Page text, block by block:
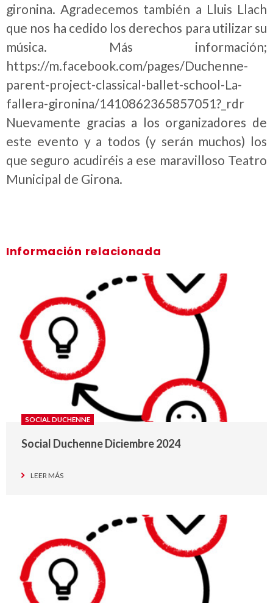
gironina. Agradecemos también a Lluis Llach
que nos ha cedido los derechos para utilizar su
música. Más información;
https://m.facebook.com/pages/Duchenne-
parent-project-classical-ballet-school-La-
fallera-gironina/1410862365857051?_rdr
Nuevamente gracias a los organizadores de
este evento y a todos (y serán muchos) los
que seguro acudiréis a ese maravilloso Teatro
Municipal de Girona.
Información relacionada
SOCIAL DUCHENNE
Social Duchenne Diciembre 2024
LEER MÁS